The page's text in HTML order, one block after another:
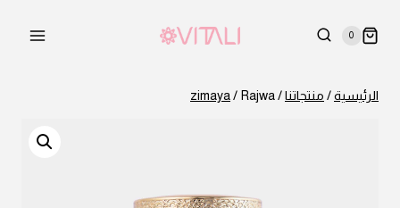
0
الرئيسية/ منتجاتنا/
zimaya/ Rajwa